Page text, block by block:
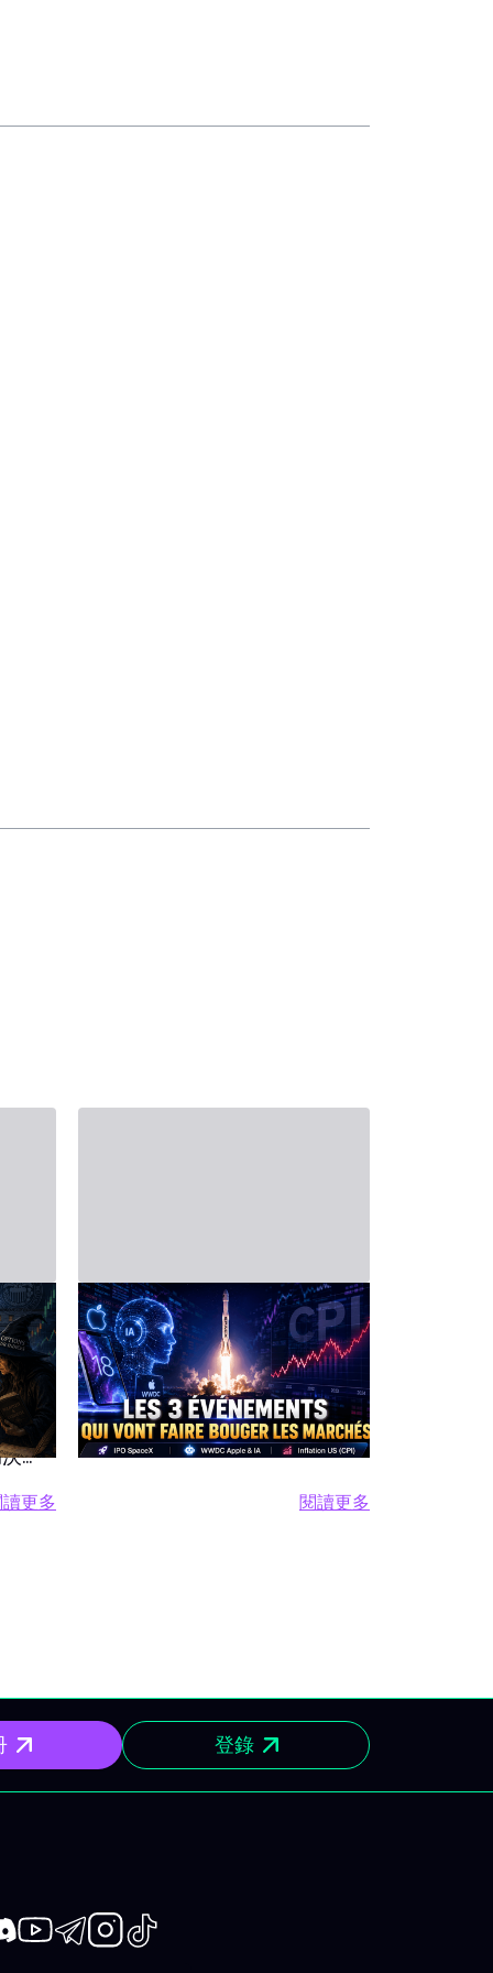
柱
日
忙
波
G7
投
於
焦人
公
期首
息
更多
閱讀更多 2026年6月15日至19日股市週度日程：美聯儲、
2026年6月6日 - Third Party
財經日程表——6月8日
至12日一週展望
6月8日週一——Apple WWDC 與
SpaceX 上市：AI 與太空激勵市
場 本週伊始，市場充滿緊張，人
歷史性IPO交織登場。 Apple
重點推出大幅強化整合AI（Apple
Intelligence）的Siri。 SpaceX
歷史性上市 SpaceX 預計將於6
月12日以每股135美元掛牌上市。
預計上市：Lannister
Mining（DRIL）、
閱讀更多閱讀更多 財經日程
Zoetis。
度（BIDU
登錄